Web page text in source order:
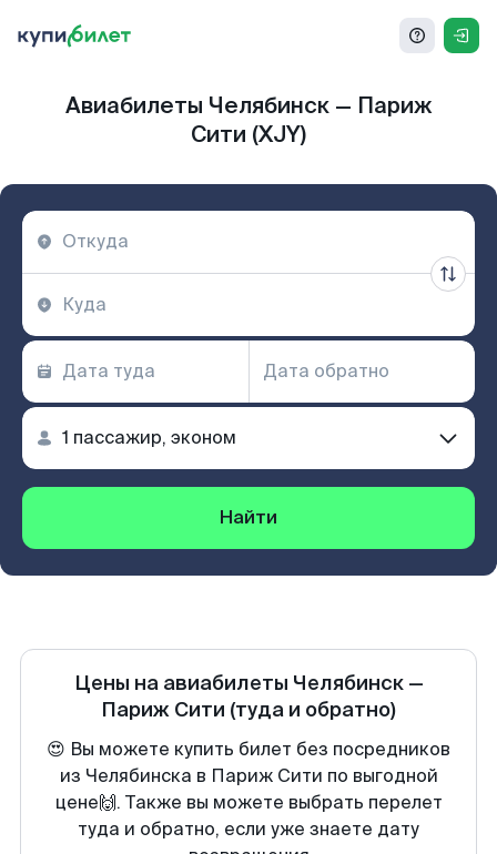
Авиабилеты Челябинск — Париж
Сити (XJY)
Найти
Цены на авиабилеты Челябинск—
Париж Сити (туда и обратно)
😍 Вы можете купить билет без посредников
из Челябинска в Париж Сити по выгодной
цене🙌. Также вы можете выбрать перелет
туда и обратно, если уже знаете дату